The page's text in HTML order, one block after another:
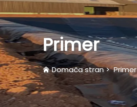
Primer
Domača stran>Primer